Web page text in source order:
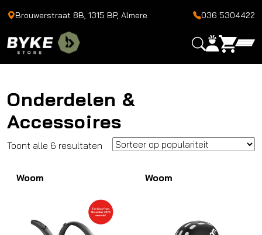
Brouwerstraat 8B, 1315 BP, Almere 036 5304422
Onderdelen &
Accessoires
Toont alle 6 resultaten Gesorteerd
populariteit
Woom Woom